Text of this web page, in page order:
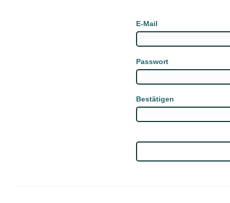
E-Mail
Passwort
Bestätigen